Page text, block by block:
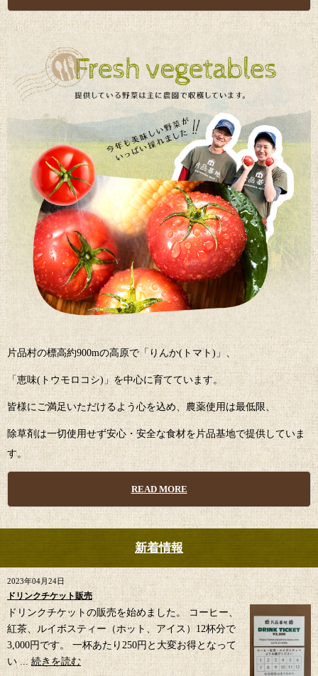
片品村の標高約900mの高原で「りんか(トマト)」、
「恵味(トウモロコシ)」を中心に育てています。
皆様にご満足いただけるよう心を込め、農薬使用は最低限、
除草剤は一切使用せず安心・安全な食材を片品基地で提供していま
す。
READ MORE
新着情報
2023年04月24日
ドリンクチケット販売
ドリンクチケットの販売を始めました。 コーヒー、
紅茶、ルイボスティー（ホット、アイス）12杯分で
3,000円です。 一杯あたり250円と大変お得となって
い ... 続きを読む